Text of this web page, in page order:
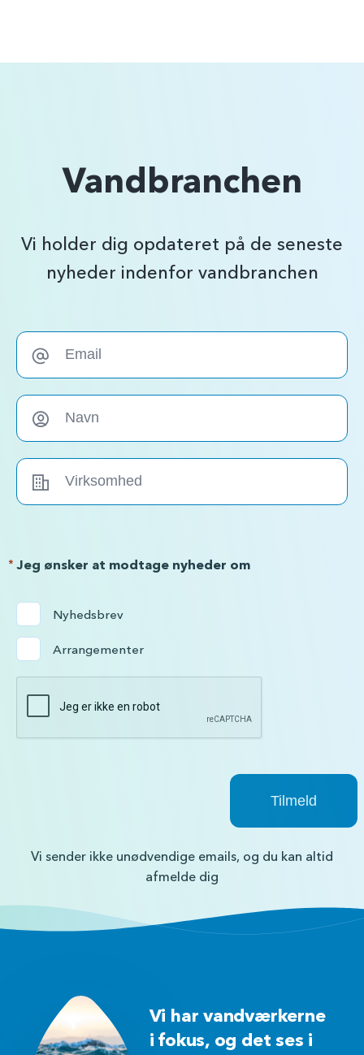
Vandbranchen
Vi holder dig opdateret på de seneste
nyheder indenfor vandbranchen
Jeg ønsker at modtage nyheder om
*
Nyhedsbrev
Arrangementer
Vi sender ikke unødvendige emails, og du kan altid
afmelde dig
Vi har vandværkerne
i fokus, og det ses i